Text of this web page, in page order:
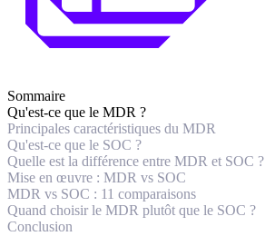
Sommaire
Qu'est-ce que le MDR ?
Principales caractéristiques du MDR
Qu'est-ce que le SOC ?
Quelle est la différence entre MDR et SOC ?
Mise en œuvre : MDR vs SOC
MDR vs SOC : 11 comparaisons
Quand choisir le MDR plutôt que le SOC ?
Conclusion